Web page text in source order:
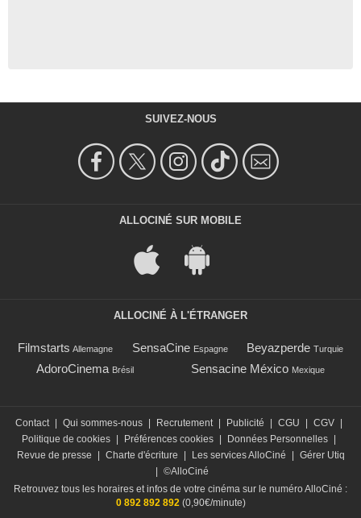
SUIVEZ-NOUS
ALLOCINÉ SUR MOBILE
ALLOCINÉ À L'ÉTRANGER
Filmstarts Allemagne SensaCine Espagne Beyazperde Turquie
AdoroCinema Brésil Sensacine México Mexique
Contact Qui sommes-nous Recrutement Publicité CGU CGV
Politique de cookies
Préférences cookies Données Personnelles
Revue de presse
Charte d'écriture Les services AlloCiné
Gérer Utiq
©AlloCiné
Retrouvez tous les horaires et infos de votre cinéma sur le numéro AlloCiné :
0 892 892 892(0,90€/minute)